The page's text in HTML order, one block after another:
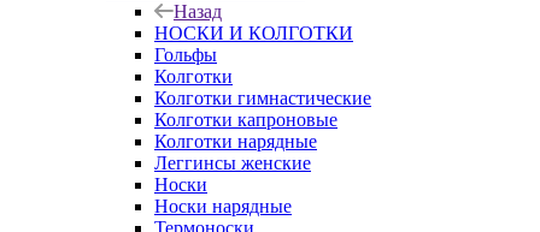
Назад
НОСКИ И КОЛГОТКИ
Гольфы
Колготки
Колготки гимнастические
Колготки капроновые
Колготки нарядные
Леггинсы женские
Носки
Носки нарядные
Термоноски